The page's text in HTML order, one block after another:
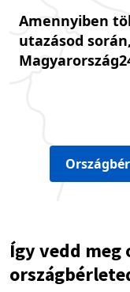
Amennyiben
utazásod
Így vedd meg